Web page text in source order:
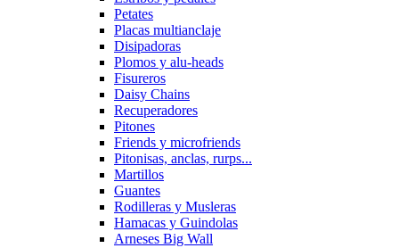
Petates
Placas multianclaje
Disipadoras
Plomos y alu-heads
Fisureros
Daisy Chains
Recuperadores
Pitones
Friends y microfriends
Pitonisas, anclas, rurps...
Martillos
Guantes
Rodilleras y Musleras
Hamacas y Guindolas
Arneses Big Wall